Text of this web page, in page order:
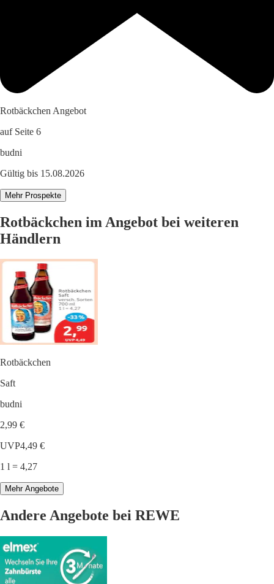
Rotbäckchen Angebot
auf Seite 6
budni
Gültig bis 15.08.2026
Mehr Prospekte
Rotbäckchen im Angebot bei weiteren
Händlern
Rotbäckchen
Saft
budni
2,99 €
UVP4,49 €
1 l = 4,27
Mehr Angebote
Andere Angebote bei REWE